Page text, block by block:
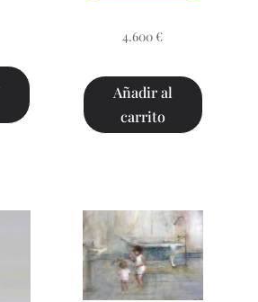
4.600 €
Añadir al
carrito